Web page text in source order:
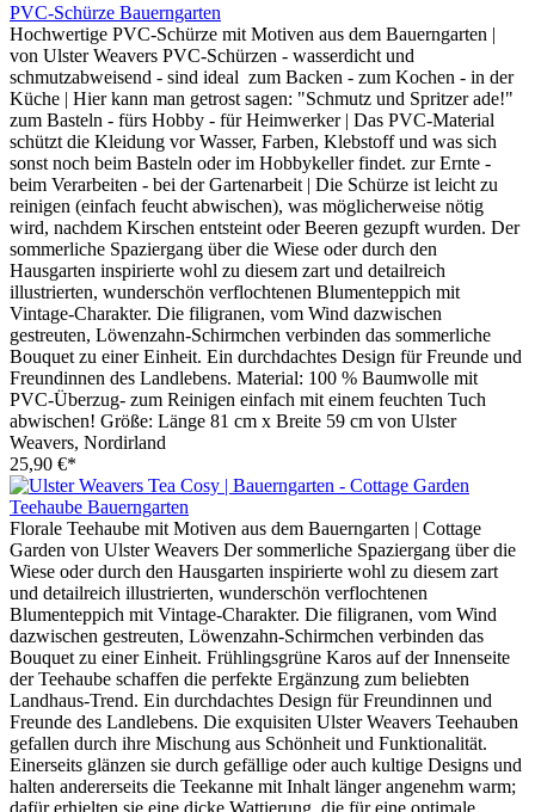
PVC-Schürze Bauerngarten
Hochwertige PVC-Schürze mit Motiven aus dem Bauerngarten |
von Ulster Weavers PVC-Schürzen - wasserdicht und
schmutzabweisend - sind ideal zum Backen - zum Kochen - in der
Küche | Hier kann man getrost sagen: "Schmutz und Spritzer ade!"
zum Basteln - fürs Hobby - für Heimwerker | Das PVC-Material
schützt die Kleidung vor Wasser, Farben, Klebstoff und was sich
sonst noch beim Basteln oder im Hobbykeller findet. zur Ernte -
beim Verarbeiten - bei der Gartenarbeit | Die Schürze ist leicht zu
reinigen (einfach feucht abwischen), was möglicherweise nötig
wird, nachdem Kirschen entsteint oder Beeren gezupft wurden. Der
sommerliche Spaziergang über die Wiese oder durch den
Hausgarten inspirierte wohl zu diesem zart und detailreich
illustrierten, wunderschön verflochtenen Blumenteppich mit
Vintage-Charakter. Die filigranen, vom Wind dazwischen
gestreuten, Löwenzahn-Schirmchen verbinden das sommerliche
Bouquet zu einer Einheit. Ein durchdachtes Design für Freunde und
Freundinnen des Landlebens. Material: 100 % Baumwolle mit
PVC-Überzug- zum Reinigen einfach mit einem feuchten Tuch
abwischen! Größe: Länge 81 cm x Breite 59 cm von Ulster
Weavers, Nordirland
25,90 €*
Teehaube Bauerngarten
Florale Teehaube mit Motiven aus dem Bauerngarten | Cottage
Garden von Ulster Weavers Der sommerliche Spaziergang über die
Wiese oder durch den Hausgarten inspirierte wohl zu diesem zart
und detailreich illustrierten, wunderschön verflochtenen
Blumenteppich mit Vintage-Charakter. Die filigranen, vom Wind
dazwischen gestreuten, Löwenzahn-Schirmchen verbinden das
Bouquet zu einer Einheit. Frühlingsgrüne Karos auf der Innenseite
der Teehaube schaffen die perfekte Ergänzung zum beliebten
Landhaus-Trend. Ein durchdachtes Design für Freundinnen und
Freunde des Landlebens. Die exquisiten Ulster Weavers Teehauben
gefallen durch ihre Mischung aus Schönheit und Funktionalität.
Einerseits glänzen sie durch gefällige oder auch kultige Designs und
halten andererseits die Teekanne mit Inhalt länger angenehm warm;
dafür erhielten sie eine dicke Wattierung, die für eine optimale